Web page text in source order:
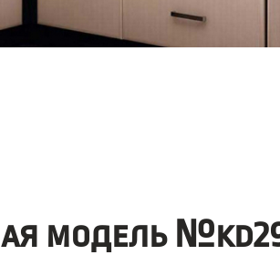
модель